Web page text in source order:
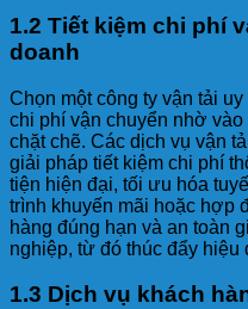
1.2 Tiết kiệm chi phí
doanh
Chọn một công ty vận tải
chi phí vận chuyển nhờ
chặt chẽ. Các dịch vụ vận
giải pháp tiết kiệm chi phí
tiện hiện đại, tối ưu hóa
trình khuyến mãi hoặc hợp
hàng đúng hạn và an toàn
nghiệp, từ đó thúc đẩy hiệu
1.3 Dịch vụ khách